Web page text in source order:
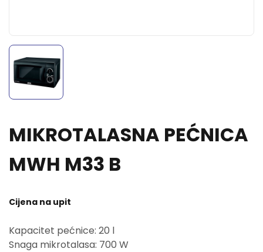
MIKROTALASNA PEĆNICA
MWH M33 B
Cijena na upit
Kapacitet pećnice: 20 l
Snaga mikrotalasa: 700 W